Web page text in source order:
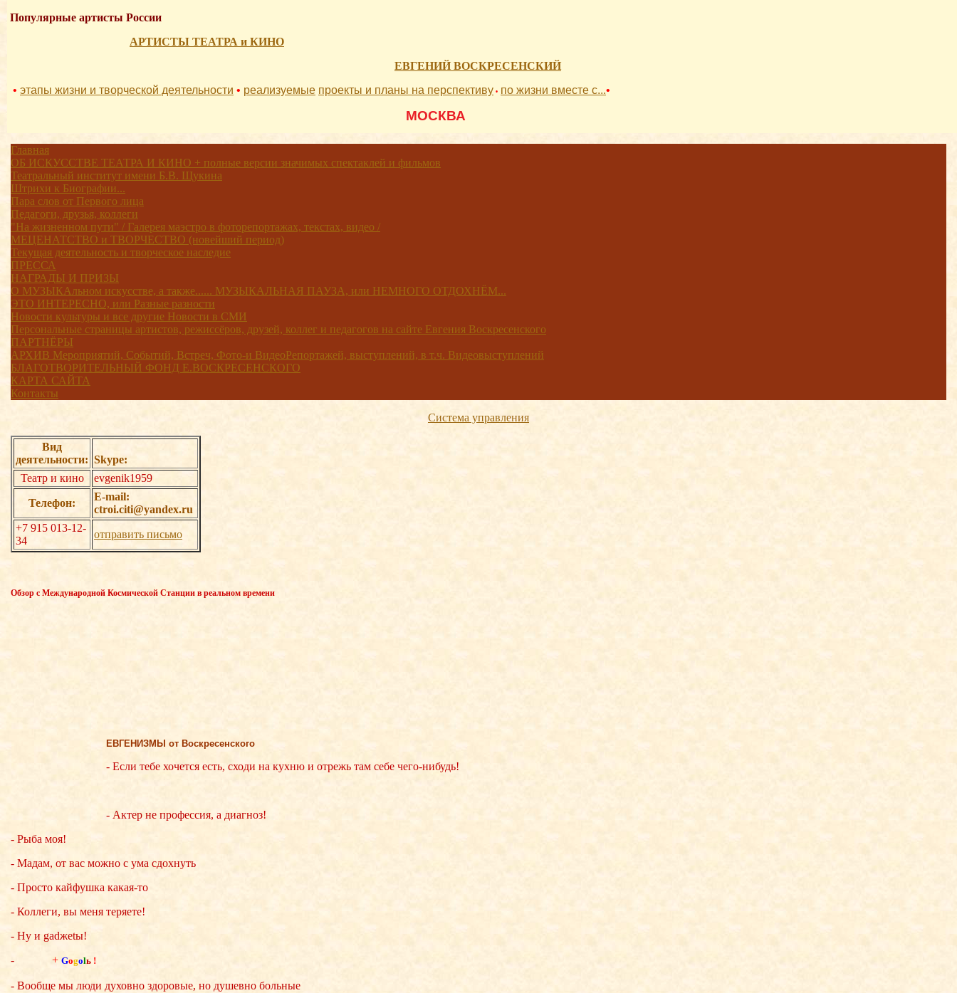
Популярные артисты России
АРТИСТЫ ТЕАТРА и КИНО
ЕВГЕНИЙ ВОСКРЕСЕНСКИЙ
• этапы жизни и творческой деятельности • реализуемые проекты и планы на перспективу • по жизни вместе с...•
          МОСКВА
Главная
ОБ ИСКУССТВЕ ТЕАТРА И КИНО + полные версии значимых спектаклей и фильмов
Театральный институт имени Б.В. Щукина
Штрихи к Биографии...
Пара слов от Первого лица
Педагоги, друзья, коллеги
"На жизненном пути" / Галерея маэстро в фоторепортажах, текстах, видео /
МЕЦЕНАТСТВО и ТВОРЧЕСТВО (новейший период)
Текущая деятельность и творческое наследие
ПРЕССА
НАГРАДЫ И ПРИЗЫ
О МУЗЫКАльном искусстве, а также...... МУЗЫКАЛЬНАЯ ПАУЗА, или НЕМНОГО ОТДОХНЁМ...
ЭТО ИНТЕРЕСНО, или Разные разности
Новости культуры и все другие Новости в СМИ
Персональные страницы артистов, режиссёров, друзей, коллег и педагогов на сайте Евгения Воскресенского
ПАРТНЁРЫ
АРХИВ Мероприятий, Событий, Встреч, Фото-и ВидеоРепортажей, выступлений, в т.ч. Видеовыступлений
БЛАГОТВОРИТЕЛЬНЫЙ ФОНД Е.ВОСКРЕСЕНСКОГО
КАРТА САЙТА
Контакты
Система управления
Вид
деятельности: Skype:
Театр и кино
evgenik1959
Телефон:
E-mail:
ctroi.citi@yandex.ru
+7 915 013-12-
34
отправить письмо
Обзор с Международной Космической Станции в реальном времени
ЕВГЕНИЗМЫ от Воскресенского
- Если тебе хочется есть, сходи на кухню и отрежь там себе чего-нибудь!
- Актер не профессия, а диагноз!
- Рыба моя!
- Мадам, от вас можно с ума сдохнуть
- Просто кайфушка какая-то
- Коллеги, вы меня теряете!
- Ну и gadжеtы!
-
+ Gogolь !
- Вообще мы люди духовно здоровые, но душевно больные